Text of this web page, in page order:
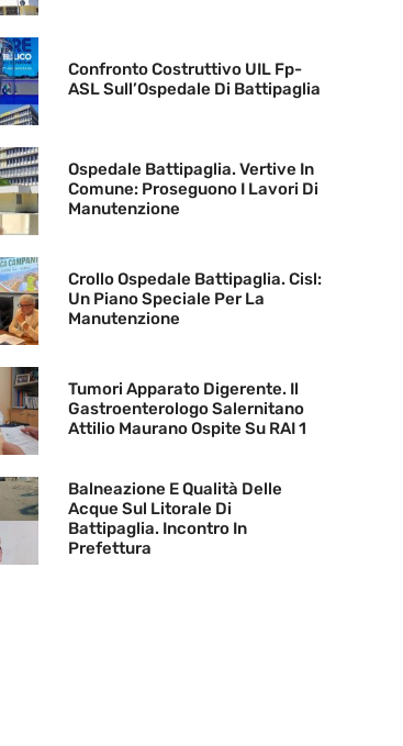
Confronto Costruttivo UIL Fp-
ASL Sull’Ospedale Di Battipaglia
Ospedale Battipaglia. Vertive In
Comune: Proseguono I Lavori Di
Manutenzione
Crollo Ospedale Battipaglia. Cisl:
Un Piano Speciale Per La
Manutenzione
Tumori Apparato Digerente. Il
Gastroenterologo Salernitano
Attilio Maurano Ospite Su RAI 1
Balneazione E Qualità Delle
Acque Sul Litorale Di
Battipaglia. Incontro In
Prefettura